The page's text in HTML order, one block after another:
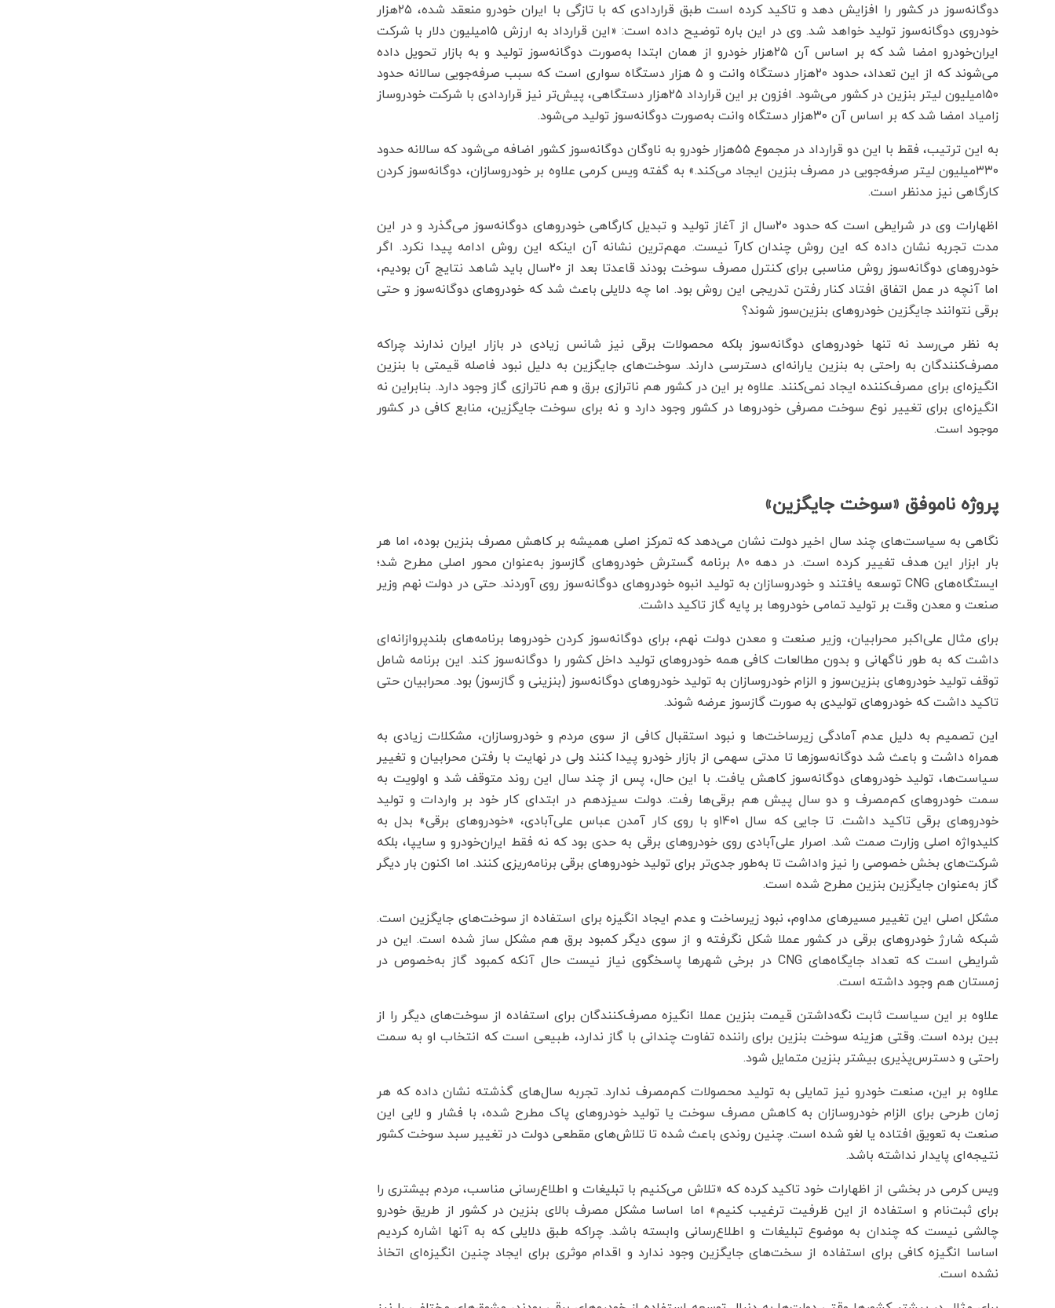
دوگانه‌سوز در کشور را افزایش دهد و تاکید کرده است طبق قراردادی که با تازگی با ایران خودرو منعقد شده، ۲۵هزار
خودروی دوگانه‌سوز تولید خواهد شد. وی در این باره توضیح داده است: «این قرارداد به ارزش ۱۵‌میلیون دلار با شرکت
ایران‌خودرو امضا شد که بر اساس آن ۲۵هزار خودرو از همان ابتدا به‌صورت دوگانه‌سوز تولید و به بازار تحویل داده
می‌شوند که از این تعداد، حدود ۲۰هزار دستگاه وانت و ۵ هزار دستگاه سواری است که سبب صرفه‌جویی سالانه حدود
۱۵۰‌میلیون لیتر بنزین در کشور می‌شود. افزون بر این قرارداد ۲۵هزار دستگاهی، پیش‌تر نیز قراردادی با شرکت خودروساز
زامیاد امضا شد که بر اساس آن ۳۰هزار دستگاه وانت به‌صورت دوگانه‌سوز تولید می‌شود.
به این ترتیب، فقط با این دو قرارداد در مجموع ۵۵هزار خودرو به ناوگان دوگانه‌سوز کشور اضافه می‌شود که سالانه حدود
۳۳۰‌میلیون لیتر صرفه‌جویی در مصرف بنزین ایجاد می‌کند.» به گفته ویس کرمی علاوه بر خودروسازان، دوگانه‌سوز کردن
کارگاهی نیز مدنظر است.
اظهارات وی در شرایطی است که حدود ۲۰سال از آغاز تولید و تبدیل کارگاهی خودروهای دوگانه‌سوز می‌گذرد و در این
مدت تجربه نشان داده که این روش چندان کارآ نیست. مهم‌ترین نشانه آن اینکه این روش ادامه پیدا نکرد. اگر
خودروهای دوگانه‌سوز روش مناسبی برای کنترل مصرف سوخت بودند قاعدتا بعد از ۲۰سال باید شاهد نتایج آن بودیم،
اما آنچه در عمل اتفاق افتاد کنار رفتن تدریجی این روش بود. اما چه دلایلی باعث شد که خودروهای دوگانه‌سوز و حتی
برقی نتوانند جایگزین خودروهای بنزین‌سوز شوند؟
به نظر می‌رسد نه تنها خودروهای دوگانه‌سوز بلکه محصولات برقی نیز شانس‌ زیادی در بازار ایران ندارند چراکه
مصرف‌کنندگان به راحتی به بنزین یارانه‌ای دسترسی دارند. سوخت‌های جایگزین به دلیل نبود فاصله قیمتی با بنزین
انگیزه‌ای برای مصرف‌کننده ایجاد نمی‌کنند. علاوه بر این در کشور هم ناترازی برق و هم ناترازی گاز وجود دارد. بنابراین نه
انگیزه‌ای برای تغییر نوع سوخت مصرفی خودروها در کشور وجود دارد و نه برای سوخت جایگزین، منابع کافی در کشور
موجود است.
پروژه ناموفق «سوخت جایگزین»
نگاهی به سیاست‌های چند سال اخیر دولت نشان می‌دهد که تمرکز اصلی همیشه بر کاهش مصرف بنزین بوده، اما هر
بار ابزار این هدف تغییر کرده است. در دهه ۸۰ برنامه گسترش خودروهای گازسوز به‌عنوان محور اصلی مطرح شد؛
ایستگاه‌های CNG توسعه یافتند و خودروسازان به تولید انبوه خودروهای دوگانه‌سوز روی آوردند. حتی در دولت نهم وزیر
صنعت و معدن وقت بر تولید تمامی خودروها بر پایه گاز تاکید داشت.
برای مثال علی‌اکبر محرابیان، وزیر صنعت و معدن دولت نهم، برای دوگانه‌سوز کردن خودروها برنامه‌های بلندپروازانه‌ای
داشت که به طور ناگهانی و بدون مطالعات کافی همه خودروهای تولید داخل کشور را دوگانه‌سوز کند. این برنامه شامل
توقف تولید خودروهای بنزین‌سوز و الزام خودروسازان به تولید خودروهای دوگانه‌سوز (بنزینی و گازسوز) بود. محرابیان حتی
تاکید داشت که خودروهای تولیدی به صورت گازسوز عرضه شوند.
این تصمیم به دلیل عدم آمادگی زیرساخت‌ها و نبود استقبال کافی از سوی مردم و خودروسازان، مشکلات زیادی به
همراه داشت و باعث شد دوگانه‌سوزها تا مدتی سهمی از بازار خودرو پیدا کنند ولی در نهایت با رفتن محرابیان و تغییر
سیاست‌ها، تولید خودروهای دوگانه‌سوز کاهش یافت. با این حال، پس از چند سال این روند متوقف شد و اولویت به
سمت خودروهای کم‌مصرف و دو سال پیش هم برقی‌ها رفت. دولت سیزدهم در ابتدای کار خود بر واردات و تولید
خودروهای برقی تاکید داشت. تا جایی که سال ۱۴۰۱و با روی کار آمدن عباس علی‌آبادی، «خودروهای برقی» بدل به
کلیدواژه اصلی وزارت صمت شد. اصرار علی‌‌آبادی روی خودروهای برقی به حدی بود که نه فقط ایران‌‌خودرو و سایپا، بلکه
شرکت‌های بخش خصوصی را نیز واداشت تا به‌‌طور جدی‌‌تر برای تولید خودروهای برقی برنامه‌‌ریزی کنند. اما اکنون بار دیگر
گاز به‌عنوان جایگزین بنزین مطرح شده است.
مشکل اصلی این تغییر مسیرهای مداوم، نبود زیرساخت و عدم ایجاد انگیزه برای استفاده از سوخت‌های جایگزین است.
شبکه شارژ خودروهای برقی در کشور عملا شکل نگرفته و از سوی دیگر کمبود برق هم مشکل ساز شده است. این در
شرایطی است که تعداد جایگاه‌های CNG در برخی شهرها پاسخگوی نیاز نیست حال آنکه کمبود گاز به‌خصوص در
زمستان هم وجود داشته است.
علاوه بر این سیاست ثابت نگه‌داشتن قیمت بنزین عملا انگیزه مصرف‌کنندگان برای استفاده از سوخت‌های دیگر را از
بین برده است. وقتی هزینه سوخت بنزین برای راننده تفاوت چندانی با گاز ندارد، طبیعی است که انتخاب او به سمت
راحتی و دسترس‌پذیری بیشتر بنزین متمایل شود.
علاوه بر این، صنعت خودرو نیز تمایلی به تولید محصولات کم‌مصرف ندارد. تجربه سال‌های گذشته نشان داده که هر
زمان طرحی برای الزام خودروسازان به کاهش مصرف سوخت یا تولید خودروهای پاک مطرح شده، با فشار و لابی این
صنعت به تعویق افتاده یا لغو شده است. چنین روندی باعث شده تا تلاش‌های مقطعی دولت در تغییر سبد سوخت کشور
نتیجه‌ای پایدار نداشته باشد.
ویس کرمی در بخشی از اظهارات خود تاکید کرده که «تلاش می‌کنیم با تبلیغات و اطلاع‌رسانی مناسب، مردم بیشتری را
برای ثبت‌نام و استفاده از این ظرفیت ترغیب کنیم‌» اما اساسا مشکل مصرف بالای بنزین در کشور از طریق خودرو
چالشی نیست که چندان به موضوع تبلیغات و اطلاع‌رسانی وابسته باشد. چراکه طبق دلایلی که به آنها اشاره کردیم
اساسا انگیزه کافی برای استفاده از سخت‌های جایگزین وجود ندارد و اقدام موثری برای ایجاد چنین انگیزه‌ای اتخاذ
نشده است.